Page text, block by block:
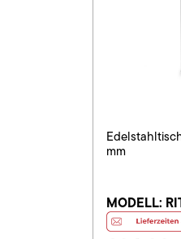
mm
MODELL: